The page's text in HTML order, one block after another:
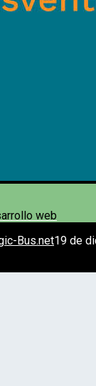
web
Bus.net19 de